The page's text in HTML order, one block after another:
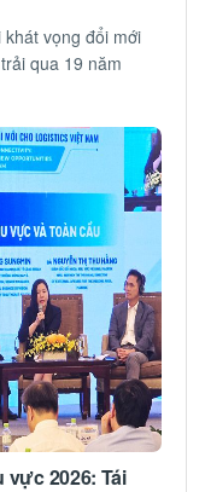
vọng đổi mới
qua 19 năm
vực 2026: Tái